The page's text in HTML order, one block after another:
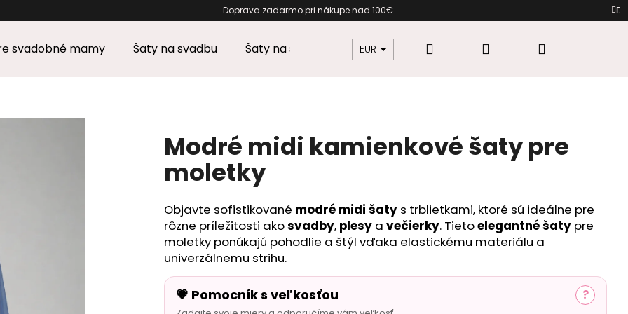
Doprava zadarmo pri nákupe nad 100€
svadobné mamy Šaty na svadbu Šaty na stužkovú Šaty pre moletky Dámska móda
EUR Hľadať Prihlásenie
Modré midi kamienkové šaty pre
moletky
Objavte sofistikované modré midi šaty s trblietkami, ktoré sú ideálne pre
rôzne príležitosti akosvadby, plesy a večierky. Tietoelegantné šaty pre
moletky ponúkajú pohodlie a štýl vďaka elastickému materiálu a
univerzálnemu strihu.
💗 Pomocník s veľkosťou ?